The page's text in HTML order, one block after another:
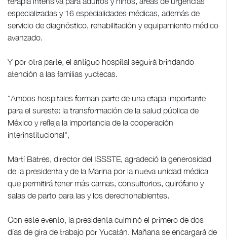
especializadas y 16 especialidades médicas, además de
servicio de diagnóstico, rehabilitación y equipamiento médico
avanzado.
Y por otra parte, el antiguo hospital seguirá brindando
atención a las familias yuctecas.
"Ambos hospitales forman parte de una etapa importante
para el sureste: la transformación de la salud pública de
México y refleja la importancia de la cooperación
interinstitucional",
Martí Batres, director del ISSSTE, agradeció la generosidad
de la presidenta y de la Marina por la nueva unidad médica
que permitirá tener más camas, consultorios, quirófano y
salas de parto para las y los derechohabientes.
Con este evento, la presidenta culminó el primero de dos
días de gira de trabajo por Yucatán. Mañana se encargará de